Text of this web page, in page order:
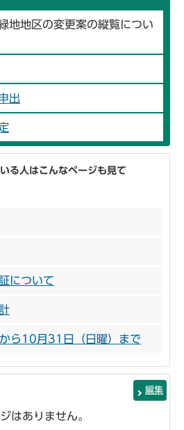
地地区の変更案の縦覧につい
出
る人はこんなページも見て
について
ら10月31日（日曜）まで
編集
はありません。